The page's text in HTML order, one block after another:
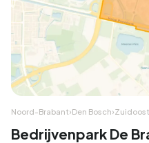
Noord-Brabant›Den Bosch›Zuidoost
Bedrijvenpark De